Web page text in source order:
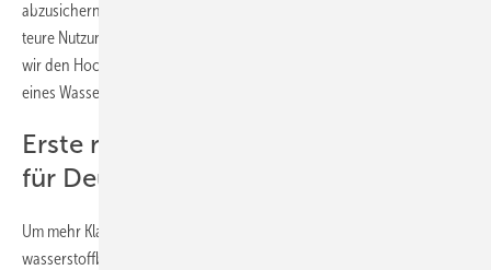
abzusichern. Und wir müssen Anreize schaffen für die heute noch zu
teure Nutzung von Wasserstoff. Nur wenn uns all das gelingt, werden
wir den Hochlauf einer Wasserstoffwirtschaft und die Entwicklung
eines Wasserstoffmarktes schaffen.“
Erste relevante Nachfragemengen
für Deutschland ab 2030
Um mehr Klarheit über den Bedarf an Wasserstoff und
wasserstoffbasierten Syntheseprodukten bis 2050 zu erhalten, haben